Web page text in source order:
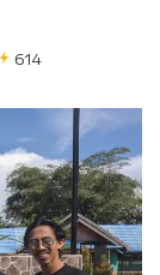
614